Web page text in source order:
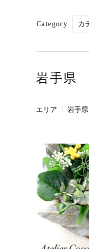
Category
岩手県
エリア 岩手県